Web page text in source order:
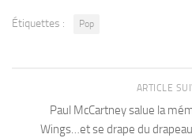
Étiquettes : Pop
ARTICLE
Paul McCartney salue la
Wings…et se drape du